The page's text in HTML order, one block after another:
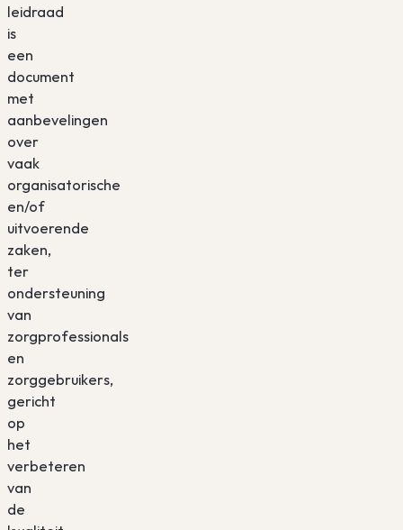
leidraad
is
een
document
met
aanbevelingen
over
vaak
organisatorische
en/of
uitvoerende
zaken,
ter
ondersteuning
van
zorgprofessionals
en
zorggebruikers,
gericht
op
het
verbeteren
van
de